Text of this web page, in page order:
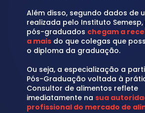
Além disso, segundo dados de
realizada pelo Instituto
pós-graduados chegam a
a mais do que colegas que
o diploma da graduação.
Ou seja, a especialização a
Pós-Graduação voltada à
Consultor de alimentos reflete
imediatamente na sua
profissional do mercado de